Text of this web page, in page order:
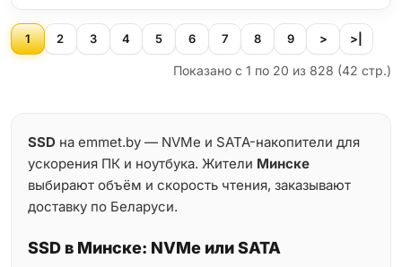
1 2 3 4 5 6 7 8 9 > >|
Показано с 1 по 20 из 828 (42 стр.)
SSD на emmet.by — NVMe и SATA-накопители для
ускорения ПК и ноутбука. Жители Минске
выбирают объём и скорость чтения, заказывают
доставку по Беларуси.
SSD в Минске: NVMe или SATA